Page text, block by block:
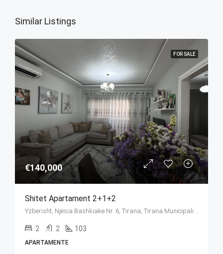
Similar Listings
FOR SALE
€140,000
Shitet Apartament 2+1+2
Yzberisht, Njësia Bashkiake Nr. 6, Tirana, Tirana Municipality, Tirana County, Central Albania, 1027, Albania
2 2 103
APARTAMENTE